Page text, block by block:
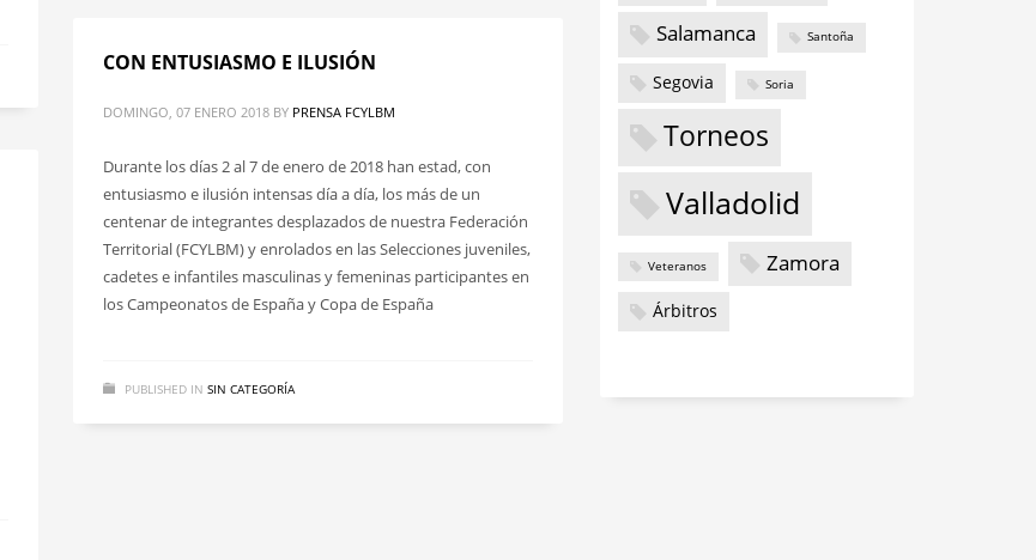
CON ENTUSIASMO E ILUSIÓN
DOMINGO, 07 ENERO 2018 BY PRENSA FCYLBM
Durante los días 2 al 7 de enero de 2018 han estad, con
entusiasmo e ilusión intensas día a día, los más de un
centenar de integrantes desplazados de nuestra Federación
Territorial (FCYLBM) y enrolados en las Selecciones juveniles,
cadetes e infantiles masculinas y femeninas participantes en
los Campeonatos de España y Copa de España
PUBLISHED IN SIN CATEGORÍA
Salamanca Santoña
Segovia Soria
Torneos
Valladolid
Veteranos Zamora
Árbitros